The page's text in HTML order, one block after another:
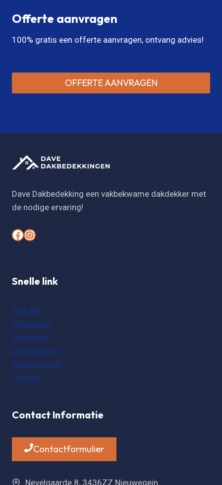
Offerte aanvragen
100% gratis een offerte aanvragen, ontvang advies!
OFFERTE AANVRAGEN
Dave Dakbedekking een vakbekwame dakdekker met
de nodige ervaring!
# #
Snelle link
Plat dak
Dakpannen
Dakgoten
Dakreparatie
Stormschade
Contact
Contact Informatie
Contactformulier
Nevelgaarde 8, 3436ZZ Nieuwegein